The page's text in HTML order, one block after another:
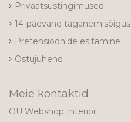
Privaatsustingimused
14-päevane taganemisõigus
Pretensioonide esitamine
Ostujuhend
Meie kontaktid
OÜ Webshop Interior